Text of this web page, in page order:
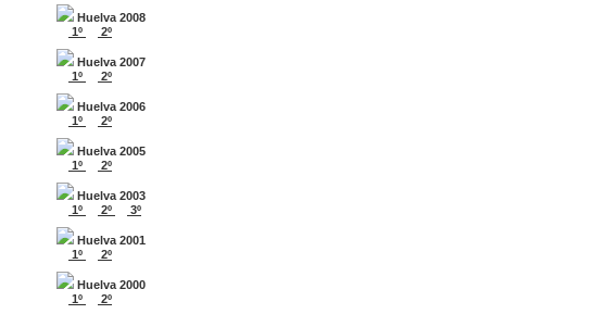
Huelva 2008
1º
2º
Huelva 2007
1º
2º
Huelva 2006
1º
2º
Huelva 2005
1º
2º
Huelva 2003
1º
2º 3º
Huelva 2001
1º
2º
Huelva 2000
1º
2º